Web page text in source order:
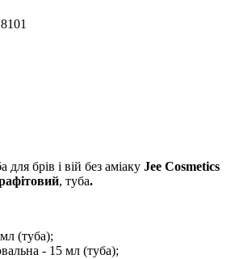
брів і вій без аміаку Jee Cosmetics
, туба​.
(туба);
- 15 мл (туба);